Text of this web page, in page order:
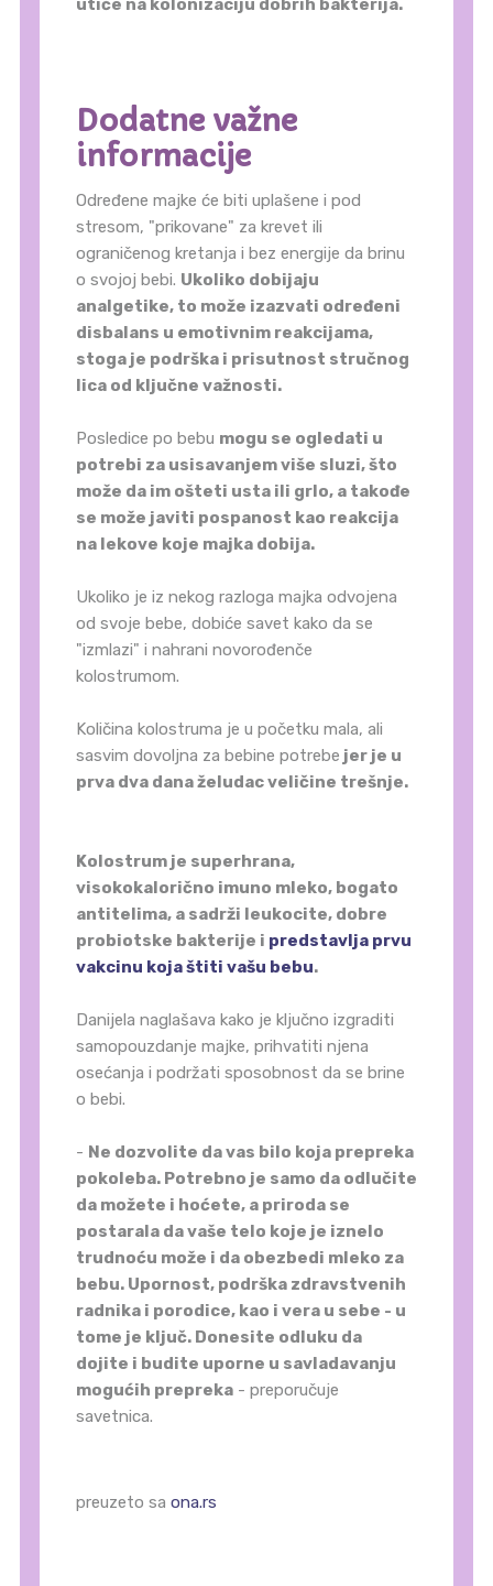
utiče na kolonizaciju dobrih bakterija.
Dodatne važne
informacije
Određene majke će biti uplašene i pod
stresom, "prikovane" za krevet ili
ograničenog kretanja i bez energije da brinu
o svojoj bebi. Ukoliko dobijaju
analgetike, to može izazvati određeni
disbalans u emotivnim reakcijama,
stoga je podrška i prisutnost stručnog
lica od ključne važnosti.
Posledice po bebu mogu se ogledati u
potrebi za usisavanjem više sluzi, što
može da im ošteti usta ili grlo, a takođe
se može javiti pospanost kao reakcija
na lekove koje majka dobija.
Ukoliko je iz nekog razloga majka odvojena
od svoje bebe, dobiće savet kako da se
"izmlazi" i nahrani novorođenče
kolostrumom.
Količina kolostruma je u početku mala, ali
sasvim dovoljna za bebine potrebe jer je u
prva dva dana želudac veličine trešnje.
Kolostrum je superhrana,
visokokalorično imuno mleko, bogato
antitelima, a sadrži leukocite, dobre
probiotske bakterije i predstavlja prvu
vakcinu kojaštiti vašu bebu.
Danijela naglašava kako je ključno izgraditi
samopouzdanje majke, prihvatiti njena
osećanja i podržati sposobnost da se brine
o bebi.
- Ne dozvolite da vas bilo koja prepreka
pokoleba. Potrebno je samo da odlučite
da možete i hoćete, a priroda se
postarala da vaše telo koje je iznelo
trudnoću može i da obezbedi mleko za
bebu. Upornost, podrška zdravstvenih
radnika i porodice, kao i vera u sebe - u
tome je ključ. Donesite odluku da
dojite i budite uporne u savladavanju
mogućih prepreka - preporučuje
savetnica.
preuzeto sa ona.rs